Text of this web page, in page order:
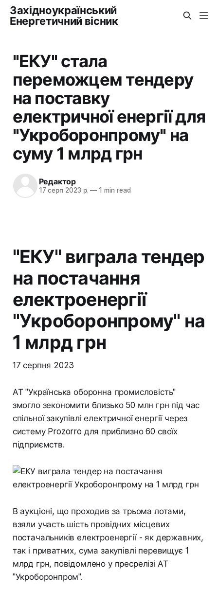
Західноукраїнський
Енергетичний вісник
"ЕКУ" стала
переможцем тендеру
на поставку
електричної енергії для
"Укроборонпрому" на
суму 1 млрд грн
Редактор
17 серп 2023 р. — 1 min read
"ЕКУ" виграла тендер
на постачання
електроенергії
"Укроборонпрому" на
1 млрд грн
17 серпня 2023
АТ "Українська оборонна промисловість"
змогло зекономити близько 50 млн грн під час
спільної закупівлі електричної енергії через
систему Prozorro для приблизно 60 своїх
підприємств.
В аукціоні, що проходив за трьома лотами,
взяли участь шість провідних місцевих
постачальників електроенергії - як державних,
так і приватних, сума закупівлі перевищує 1
млрд грн, повідомлено у пресрелізі АТ
"Укроборонпром".